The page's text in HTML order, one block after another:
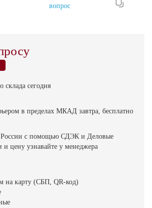
вопрос
склада cегодня
в пределах МКАД завтра, бесплатно
с помощью СДЭК и Деловые
и цену узнавайте у менеджера
на карту (СБП, QR-код)